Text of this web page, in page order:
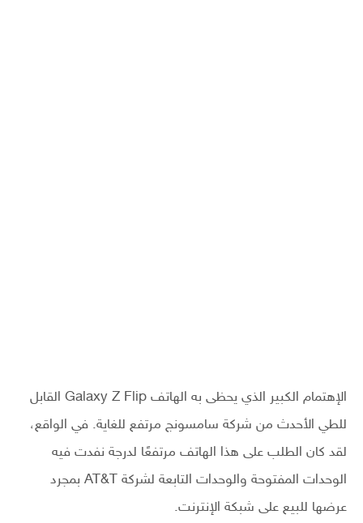
الإهتمام الكبير الذي يحظى به الهاتف Galaxy Z Flip القابل
للطي الأحدث من شركة سامسونج مرتفع للغاية. في الواقع،
لقد كان الطلب على هذا الهاتف مرتفعًا لدرجة نفدت فيه
الوحدات المفتوحة والوحدات التابعة لشركة AT&T بمجرد
عرضها للبيع على شبكة الإنترنت.